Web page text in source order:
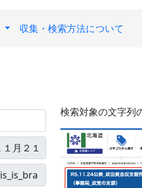
収集・検索方法について
検索対象の文字列